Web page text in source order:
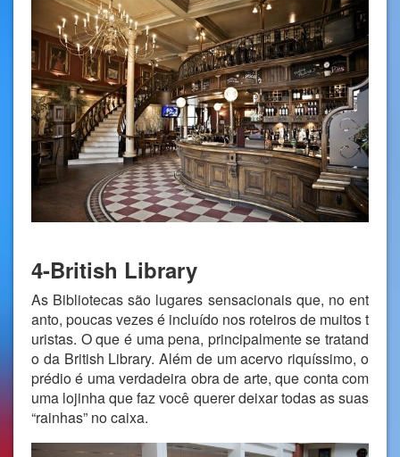
4-British Library
As Bibliotecas são lugares sensacionais que, no ent
anto, poucas vezes é incluído nos roteiros de muitos t
uristas. O que é uma pena, principalmente se tratand
o da British Library. Além de um acervo riquíssimo, o
prédio é uma verdadeira obra de arte, que conta com
uma lojinha que faz você querer deixar todas as suas
“rainhas” no caixa.